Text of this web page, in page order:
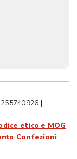
|
etico e MOG
Confezioni